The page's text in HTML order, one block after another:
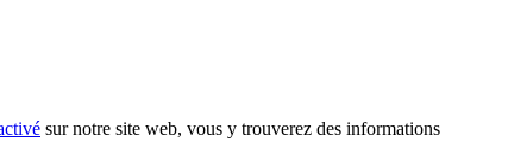
sur notre site web, vous y trouverez des informations